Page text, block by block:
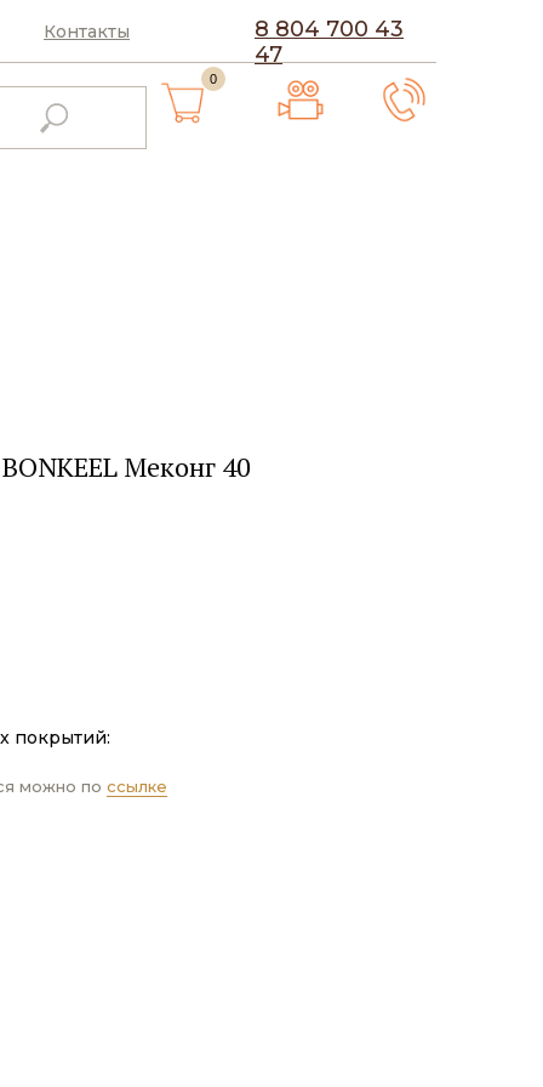
8 804 700 43
47
Контакты
0
Меконг 40
покрытий:
можно по ссылке